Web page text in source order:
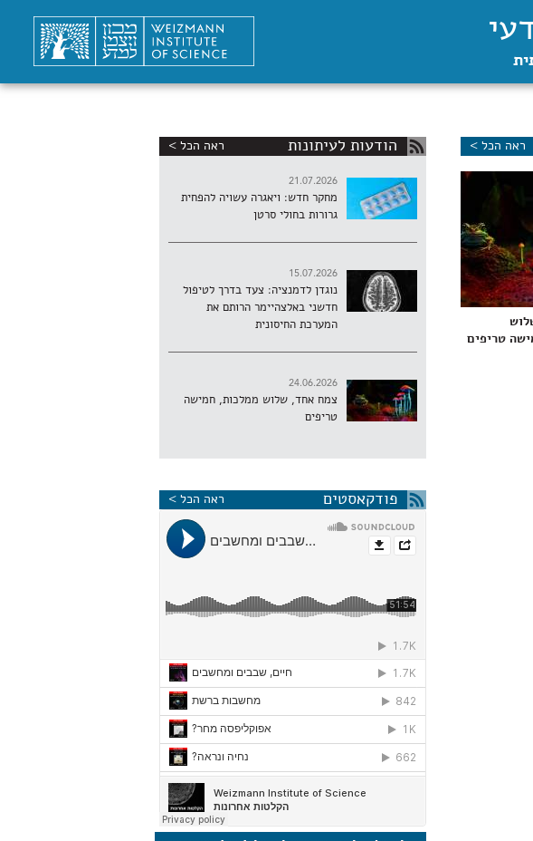
ראה הכל >
טריפים
הודעות לעיתונות ראה הכל >
21.07.2026
מחקר חדש: ויאגרה עשויה להפחית
גרורות בחולי סרטן
15.07.2026
נוגדן לדמנציה: צעד בדרך לטיפול
חדשני באלצהיימר הרותם את
המערכת החיסונית
24.06.2026
צמח אחד, שלוש ממלכות, חמישה
טריפים
פודקאסטים ראה הכל >